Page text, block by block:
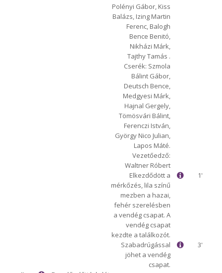
Polényi Gábor, Kiss
Balázs, Izing Martin
Ferenc, Balogh
Bence Benitó,
Nikházi Márk,
Tajthy Tamás .
Cserék: Szmola
Bálint Gábor,
Deutsch Bence,
Medgyesi Márk,
Hajnal Gergely,
Tömösvári Bálint,
Ferenczi István,
György Nico Julian,
Lapos Máté.
Vezetőedző:
Waltner Róbert
1'
Elkezdődött a
mérkőzés, lila színű
mezben a hazai,
fehér szerelésben
a vendég csapat. A
vendég csapat
kezdte a találkozót.
3'
Szabadrúgással
jöhet a vendég
csapat.